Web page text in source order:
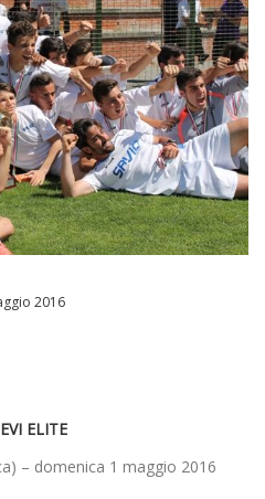
2016
ELITE
– domenica 1 maggio 2016